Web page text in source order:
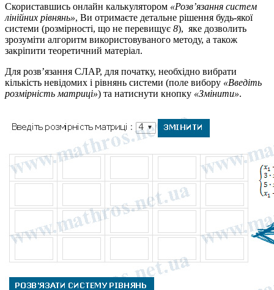
Скориставшись онлайн калькулятором «Розв’язання систем
лінійних рівнянь», Ви отримаєте детальне рішення будь-якої
системи (розмірності, що не перевищує 8), яке дозволить
зрозуміти алгоритм використовуваного методу, а також
закріпити теоретичний матеріал.
Для розв’язання СЛАР, для початку, необхідно вибрати
кількість невідомих і рівнянь системи (поле вибору «Введіть
розмірність матриці») та натиснути кнопку «Змінити».